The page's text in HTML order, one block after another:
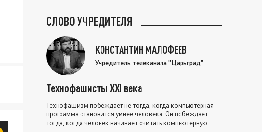
СЛОВО УЧРЕДИТЕЛЯ
КОНСТАНТИН МАЛОФЕЕВ
Учредитель телеканала "Царьград"
Технофашисты XXI века
Технофашизм побеждает не тогда, когда компьютерная
программа становится умнее человека. Он побеждает
тогда, когда человек начинает считать компьютерную